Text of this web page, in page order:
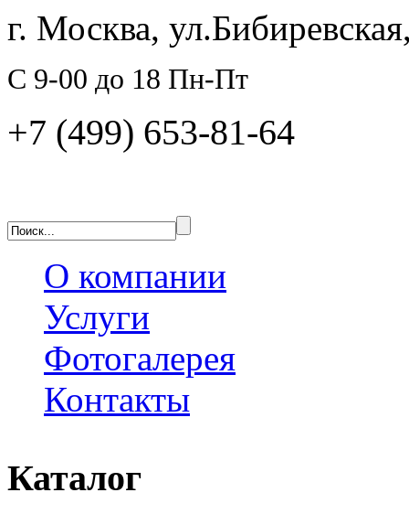
г. Москва,
C 9-00 до 18 Пн-Пт
+7 (499) 653-81-64
О компании
Услуги
Фотогалерея
Контакты
Каталог